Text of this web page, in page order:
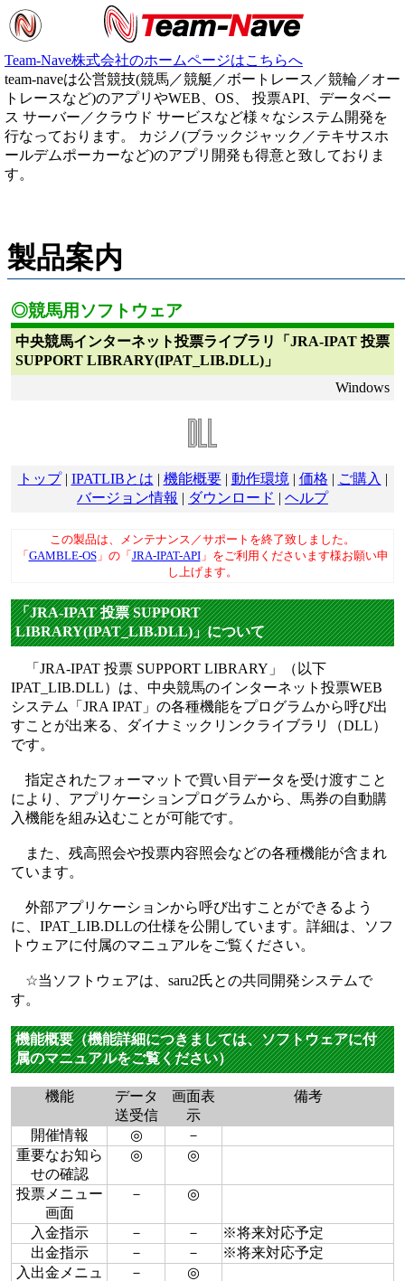
Team-Nave株式会社のホームページはこちらへ
team-naveは公営競技(競馬／競艇／ボートレース／競輪／オー
トレースなど)のアプリやWEB、OS、 投票API、データベー
ス サーバー／クラウド サービスなど様々なシステム開発を
行なっております。 カジノ(ブラックジャック／テキサスホ
ールデムポーカーなど)のアプリ開発も得意と致しておりま
す。
製品案内
◎競馬用ソフトウェア
中央競馬インターネット投票ライブラリ「JRA-IPAT 投票
SUPPORT LIBRARY(IPAT_LIB.DLL)」
Windows
トップ| IPATLIBとは | 機能概要| 動作環境 | 価格 | ご購入 |
バージョン情報 | ダウンロード | ヘルプ
この製品は、メンテナンス／サポートを終了致しました。
「 GAMBLE-OS」の「 JRA-IPAT-API」をご利用くださいます様お願い申
し上げます。
「JRA-IPAT 投票 SUPPORT
LIBRARY(IPAT_LIB.DLL)」について
「JRA-IPAT 投票 SUPPORT LIBRARY」（以下
IPAT_LIB.DLL）は、中央競馬のインターネット投票WEB
システム「JRA IPAT」の各種機能をプログラムから呼び出
すことが出来る、ダイナミックリンクライブラリ（DLL）
です。
指定されたフォーマットで買い目データを受け渡すこと
により、アプリケーションプログラムから、馬券の自動購
入機能を組み込むことが可能です。
また、残高照会や投票内容照会などの各種機能が含まれ
ています。
外部アプリケーションから呼び出すことができるよう
に、IPAT_LIB.DLLの仕様を公開しています。詳細は、ソフ
トウェアに付属のマニュアルをご覧ください。
☆当ソフトウェアは、saru2氏との共同開発システムで
す。
機能概要（機能詳細につきましては、ソフトウェアに付
属のマニュアルをご覧ください）
機能
データ
送受信
画面表
示
備考
開催情報 ◎
－
重要なお知ら
せの確認
◎ ◎
投票メニュー
画面
－ ◎
入金指示 － －
※将来対応予定
出金指示
－ －
※将来対応予定
入出金メニュ
－ ◎